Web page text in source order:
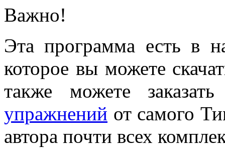
Важно!
Эта программа есть в
которое вы можете
также можете
упражнений от самого
автора почти всех